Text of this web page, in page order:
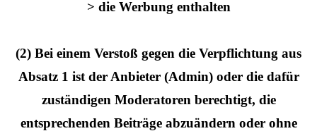
> die Werbung enthalten
(2) Bei einem Verstoß gegen die Verpflichtung aus
Absatz 1 ist der Anbieter (Admin) oder die dafür
zuständigen Moderatoren berechtigt, die
entsprechenden Beiträge abzuändern oder ohne